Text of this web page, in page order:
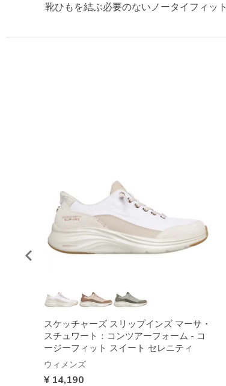
靴ひもを結ぶ必要のないノータイフィット
スケッチャーズ スリップインズ マーサ・
スチュワート：コンツアーフォーム - コ
ージーフィット スイート セレニティ
ウィメンズ
¥ 14,190